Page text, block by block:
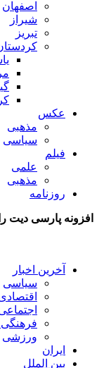
اصفهان
شیراز
تبریز
عکس
مذهبی
سیاسی
فیلم
علمی
مذهبی
روزنامه
افزونه پارسی دیت
آخرین اخبار
سیاسی
ورزشی
ایران
بین الملل